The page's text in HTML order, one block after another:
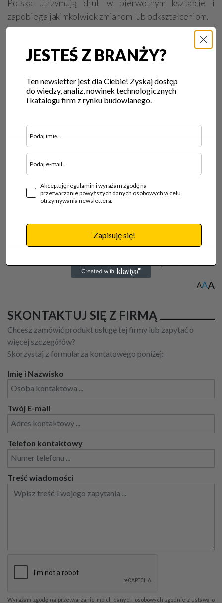
Polska utrzymują drut w pierwotnym kształcie i
zapobiega jakimkolwiek zmianom lub odkształceniom.
Ze szczegółową ofertą firmy Gabiony Polska można
zapoznać się na stroniewww.gabionypolska.pl
GABIONY Polska – KONSTRUKCJE SPAWANE Jakub
Treść wygasła
Firma:
2014-03-03
AAA
SKONTAKTUJ SIĘ Z FIRMĄ
Chcesz zamówić produkt usługę tej firmy lub zapytać o
więcej szczegółów?
Skorzystaj z formularza kontatowego poniżej:
Imię i Nazwisko
Twój E-mail
Telefon kontaktowy
Treść wiadomości
Wyrażam zgodę na przetwarzanie moich danych osobowych zgodnie z ustawą o
JESTEŚ Z BRANŻY?
Ten newsletter jest dla Ciebie! Zyskaj dostęp
do wiedzy, analiz, nowinek technologicznych
i katalogu firm z rynku budowlanego.
Akceptuję regulamin i wyrażam zgodę na
przetwarzanie powyższych danych osobowych w celu
otrzymywania newslettera.
Zapisuję się!